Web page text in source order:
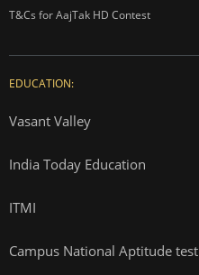
T&Cs for AajTak HD Contest
EDUCATION:
Vasant Valley
India Today Education
ITMI
Campus National Aptitude test